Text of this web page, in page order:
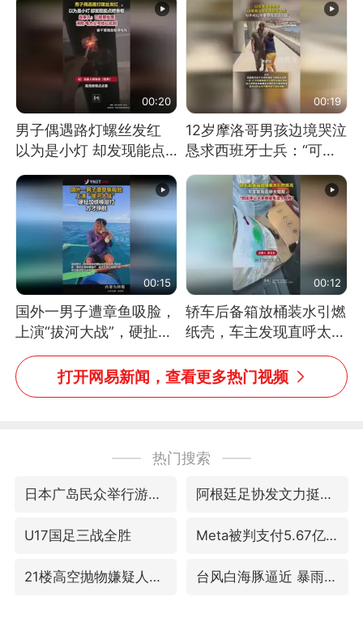
消息）
00:20
男子偶遇路灯螺丝发红
以为是小灯 却发现能点
燃香烟 当事人：已报警
处理
00:19
12岁摩洛哥男孩边境哭泣
恳求西班牙士兵：“可不
可以不要把我遣返回国”
00:15
国外一男子遭章鱼吸脸，
上演“拔河大战”，硬扯加
铁棒敲打方才挣脱
00:12
轿车后备箱放桶装水引燃
纸壳，车主发现直呼太危
险，“拍出来让大家都避
免这个危险”
打开网易新闻，查看更多热门视频
热门搜索
日本广岛民众举行游行反对政府行径 阿根廷足协发文力挺因凡蒂诺
U17国足三战全胜 Meta被判支付5.67亿美元
21楼高空抛物嫌疑人被拘留 台风白海豚逼近 暴雨大暴雨来袭